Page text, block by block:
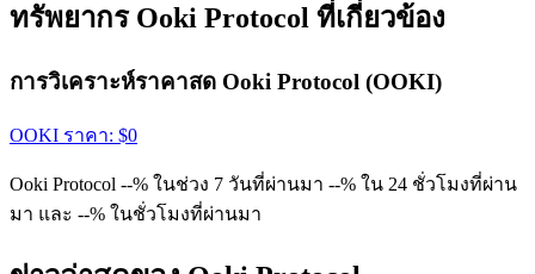
ทรัพยากร Ooki Protocol ที่เกี่ยวข้อง
การวิเคราะห์ราคาสด Ooki Protocol (OOKI)
OOKI ราคา: $0
Ooki Protocol --% ในช่วง 7 วันที่ผ่านมา --% ใน 24 ชั่วโมงที่ผ่าน
มา และ --% ในชั่วโมงที่ผ่านมา